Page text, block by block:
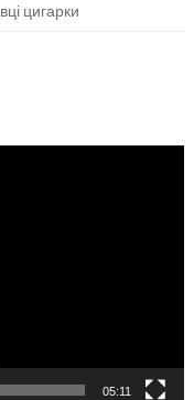
цигарки
05:11